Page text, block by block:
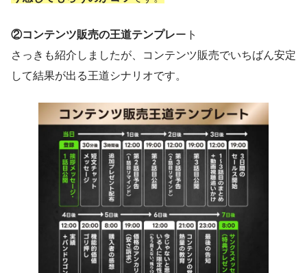
②コンテンツ販売の王道テンプレート
さっきも紹介しましたが、コンテンツ販売でいちばん安定
して結果が出る王道シナリオです。